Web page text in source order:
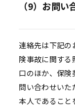
（9）お問い
連絡先は下記の
険事故に関する
口のほか、保険
問い合わせいた
本人であること